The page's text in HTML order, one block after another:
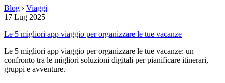
Blog › Viaggi
17 Lug 2025
Le 5 migliori app viaggio per organizzare le tue vacanze
Le 5 migliori app viaggio per organizzare le tue vacanze: un
confronto tra le migliori soluzioni digitali per pianificare itinerari,
gruppi e avventure.